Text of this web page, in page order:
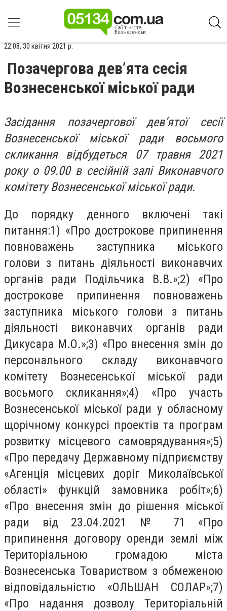
22:08, 30 квітня 2021 р.
Позачергова дев’ята сесія
Вознесенської міської ради
Засідання позачергової дев’ятої сесії
Вознесенської міської ради восьмого
скликання відбудеться 07 травня 2021
року о 09.00 в сесійній залі Виконавчого
комітету Вознесенської міської ради.
До порядку денного включені такі
питання:1) «Про дострокове припинення
повноважень заступника міського
голови з питань діяльності виконавчих
органів ради Подільчика В.В.»;2) «Про
дострокове припинення повноважень
заступника міського голови з питань
діяльності виконавчих органів ради
Дикусара М.О.»;3) «Про внесення змін до
персонального складу виконавчого
комітету Вознесенської міської ради
восьмого скликання»;4) «Про участь
Вознесенської міської ради у обласному
щорічному конкурсі проектів та програм
розвитку місцевого самоврядування»;5)
«Про передачу Державному підприємству
«Агенція місцевих доріг Миколаївської
області» функцій замовника робіт»;6)
«Про внесення змін до рішення міської
ради від 23.04.2021 № 71 «Про
припинення договору оренди землі між
Територіальною громадою міста
Вознесенська Товариством з обмеженою
відповідальністю «ОЛЬШАН СОЛАР»;7)
«Про надання дозволу Територіальній